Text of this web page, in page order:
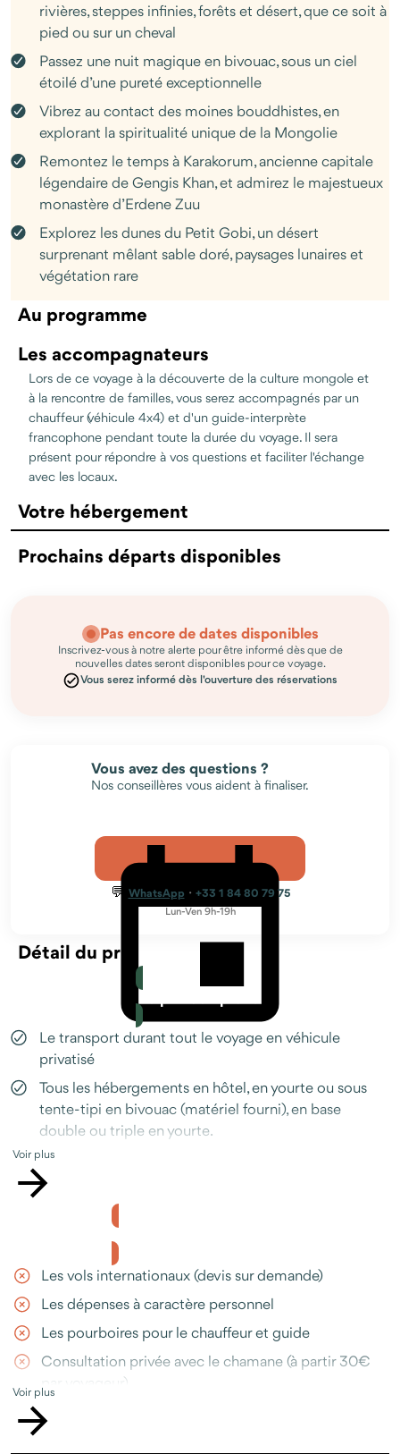
rivières, steppes infinies, forêts et désert, que ce soit à
pied ou sur un cheval
Passez une nuit magique en bivouac, sous un ciel
étoilé d’une pureté exceptionnelle
Vibrez au contact des moines bouddhistes, en
explorant la spiritualité unique de la Mongolie
Remontez le temps à Karakorum, ancienne capitale
légendaire de Gengis Khan, et admirez le majestueux
monastère d’Erdene Zuu
Explorez les dunes du Petit Gobi, un désert
surprenant mêlant sable doré, paysages lunaires et
végétation rare
Au programme
Les accompagnateurs
Lors de ce voyage à la découverte de la culture mongole et
à la rencontre de familles, vous serez accompagnés par un
chauffeur (véhicule 4x4) et d'un guide-interprète
francophone pendant toute la durée du voyage. Il sera
présent pour répondre à vos questions et faciliter l'échange
avec les locaux.
Votre hébergement
Prochains départs disponibles
Pas encore de dates disponibles
Inscrivez-vous à notre alerte pour être informé dès que de
nouvelles dates seront disponibles pour ce voyage.
Vous serez informé dès l'ouverture des réservations
Vous avez des questions ?
Nos conseillères vous aident à finaliser.
Prendre RDV avec un conseiller
💬 WhatsApp · +33 1 84 80 79 75
Lun-Ven 9h-19h
Détail du prix
Le prix comprend
Le transport durant tout le voyage en véhicule
privatisé
Tous les hébergements en hôtel, en yourte ou sous
tente-tipi en bivouac (matériel fourni), en base
double ou triple en yourte.
La pension complète (petit-déjeuner, déjeuner, dîner).
Plats mongols et occidentaux
Les bouteilles d'eau pendant tout le séjour
L'initiation au chamanisme mongol par un chamane
Les entrées des sites mentionnés : musées,
monastères, parcs, spectacle mongol
L’accompagnement francophone durant toute la
durée du voyage par des guides mongols
L’assistance Odysway en cas de question ou
d’imprévu, disponible avant et pendant votre séjour
(téléphone, WhatsApp, e-mail)
Voir plus
Le prix ne comprend pas
Les vols internationaux (devis sur demande)
Les dépenses à caractère personnel
Les pourboires pour le chauffeur et guide
Consultation privée avec le chamane (à partir 30€
par voyageur)
L'assurance annulation ou multirisques
(recommandée)
Voir plus